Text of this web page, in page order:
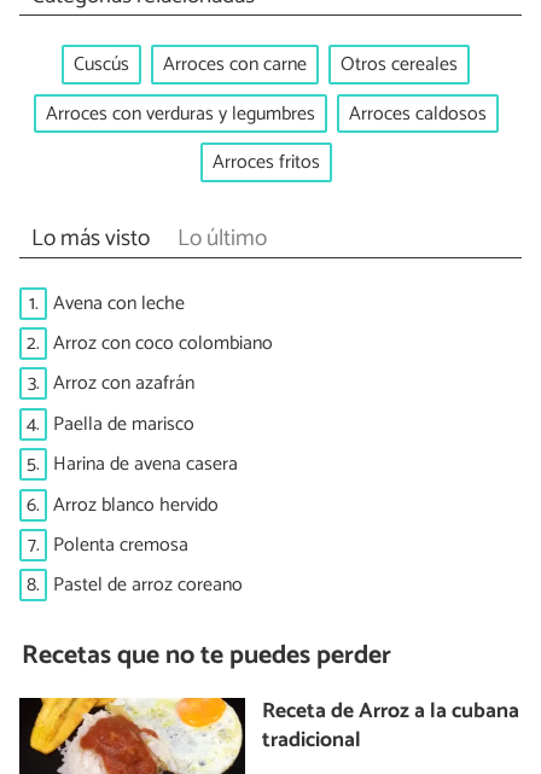
Cuscús Arroces con carne
Otros cereales
Arroces con verduras y legumbres
Arroces caldosos
Arroces fritos
Lo más visto Lo último
1. Avena con leche
2. Arroz con coco colombiano
3. Arroz con azafrán
4. Paella de marisco
5. Harina de avena casera
6. Arroz blanco hervido
7. Polenta cremosa
8. Pastel de arroz coreano
Recetas que no te puedes perder
Receta de Arroz a la cubana
tradicional